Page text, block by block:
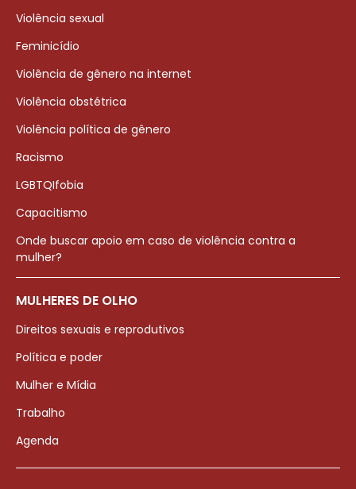
Violência sexual
Feminicídio
Violência de gênero na internet
Violência obstétrica
Violência política de gênero
Racismo
LGBTQIfobia
Capacitismo
Onde buscar apoio em caso de violência contra a
mulher?
MULHERES DE OLHO
Direitos sexuais e reprodutivos
Política e poder
Mulher e Mídia
Trabalho
Agenda